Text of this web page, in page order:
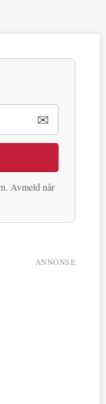
✉
Avmeld når
ANNONSE